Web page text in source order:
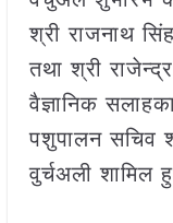
श्री राजनाथ
तथा श्री
वैज्ञानिक
पशुपालन सचिव
वुर्चअली शामिल